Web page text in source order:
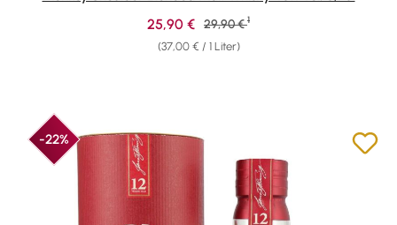
(37,00 € / 1 Liter)
Verkaufspreis:
25,90 € Regulärer Preis:
29,90 € 1
-22%